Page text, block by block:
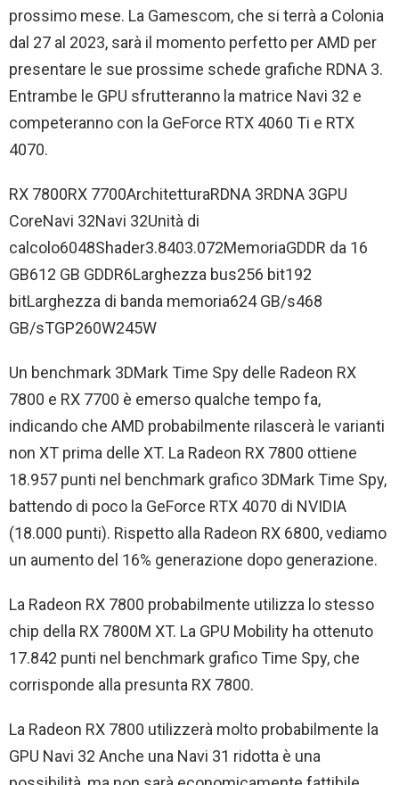
prossimo mese. La Gamescom, che si terrà a Colonia
dal 27 al 2023, sarà il momento perfetto per AMD per
presentare le sue prossime schede grafiche RDNA 3.
Entrambe le GPU sfrutteranno la matrice Navi 32 e
competeranno con la GeForce RTX 4060 Ti e RTX
4070.
RX 7800RX 7700ArchitetturaRDNA 3RDNA 3GPU
CoreNavi 32Navi 32Unità di
calcolo6048Shader3.8403.072MemoriaGDDR da 16
GB612 GB GDDR6Larghezza bus256 bit192
bitLarghezza di banda memoria624 GB/s468
GB/sTGP260W245W
Un benchmark 3DMark Time Spy delle Radeon RX
7800 e RX 7700 è emerso qualche tempo fa,
indicando che AMD probabilmente rilascerà le varianti
non XT prima delle XT. La Radeon RX 7800 ottiene
18.957 punti nel benchmark grafico 3DMark Time Spy,
battendo di poco la GeForce RTX 4070 di NVIDIA
(18.000 punti). Rispetto alla Radeon RX 6800, vediamo
un aumento del 16% generazione dopo generazione.
La Radeon RX 7800 probabilmente utilizza lo stesso
chip della RX 7800M XT. La GPU Mobility ha ottenuto
17.842 punti nel benchmark grafico Time Spy, che
corrisponde alla presunta RX 7800.
La Radeon RX 7800 utilizzerà molto probabilmente la
GPU Navi 32 Anche una Navi 31 ridotta è una